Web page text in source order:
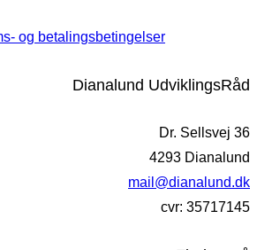
og betalingsbetingelser
Dianalund UdviklingsRåd
Dr. Sellsvej 36
4293 Dianalund
mail@dianalund.dk
cvr: 35717145